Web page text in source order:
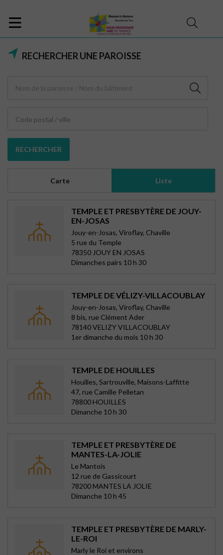
RECHERCHER UNE PAROISSE
Code postal / ville
RECHERCHER
Carte Liste
TEMPLE ET PRESBYTÈRE DE JOUY-
EN-JOSAS
Jouy-en-Josas, Viroflay, Chaville
5 rue du Temple
78350 JOUY EN JOSAS
Dimanches pairs 10 h 30
TEMPLE DE VÉLIZY-VILLACOUBLAY
Jouy-en-Josas, Viroflay, Chaville
8 bis, rue Clément Ader
78140 VELIZY VILLACOUBLAY
1er dimanche du mois 10 h 30
TEMPLE DE HOUILLES
Houilles, Sartrouville, Maisons-Laffitte
47, rue Camille Pelletan
78800 HOUILLES
Dimanche 10 h 30
TEMPLE ET PRESBYTÈRE DE
MANTES-LA-JOLIE
Le Mantois
12 rue de Gassicourt
78200 MANTES LA JOLIE
Dimanche 10 h 45
TEMPLE ET PRESBYTÈRE DE MARLY-
LE-ROI
Marly le Roi et environs